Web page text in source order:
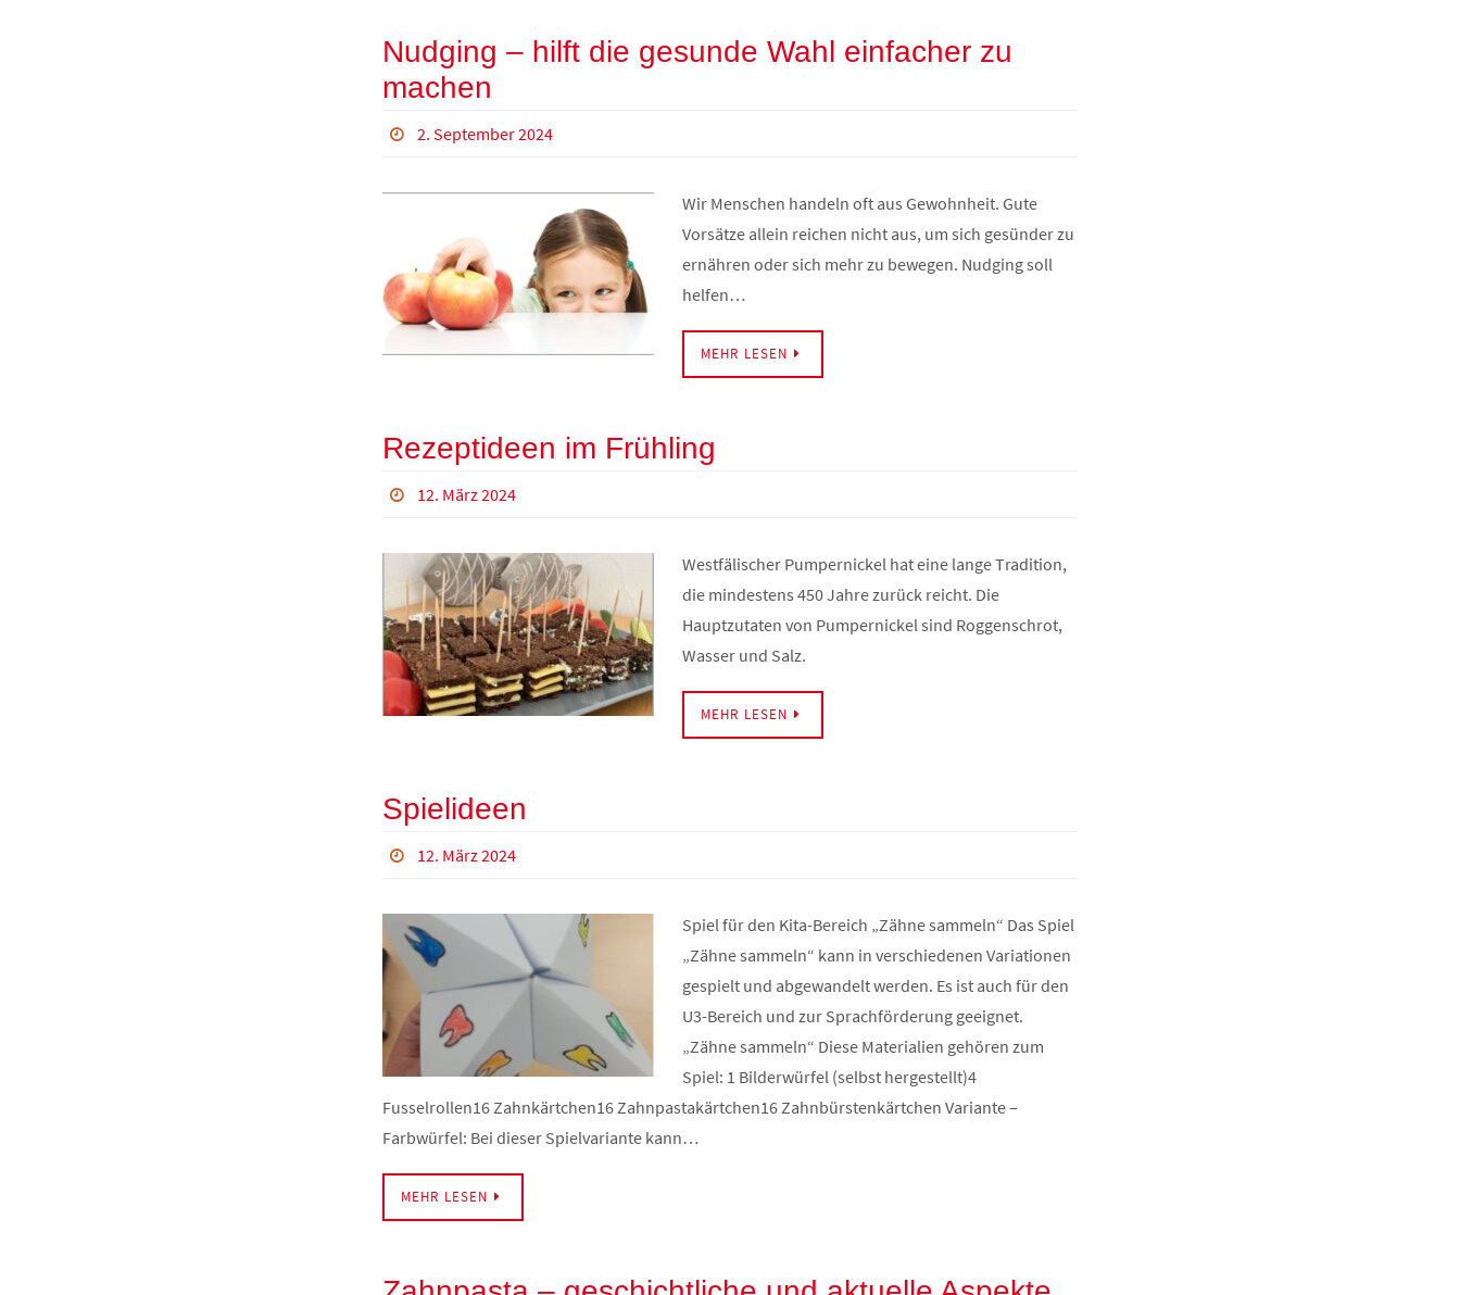
Nudging – hilft die gesunde Wahl einfacher zu
machen
2. September 2024
Wir Menschen handeln oft aus Gewohnheit. Gute
Vorsätze allein reichen nicht aus, um sich gesünder zu
ernähren oder sich mehr zu bewegen. Nudging soll
helfen…
MEHR LESEN
Rezeptideen im Frühling
12. März 2024
Westfälischer Pumpernickel hat eine lange Tradition,
die mindestens 450 Jahre zurück reicht. Die
Hauptzutaten von Pumpernickel sind Roggenschrot,
Wasser und Salz.
MEHR LESEN
Spielideen
12. März 2024
Spiel für den Kita-Bereich „Zähne sammeln“ Das Spiel
„Zähne sammeln“ kann in verschiedenen Variationen
gespielt und abgewandelt werden. Es ist auch für den
U3-Bereich und zur Sprachförderung geeignet.
„Zähne sammeln“ Diese Materialien gehören zum
Spiel: 1 Bilderwürfel (selbst hergestellt)4
Fusselrollen16 Zahnkärtchen16 Zahnpastakärtchen16 Zahnbürstenkärtchen Variante –
Farbwürfel: Bei dieser Spielvariante kann…
MEHR LESEN